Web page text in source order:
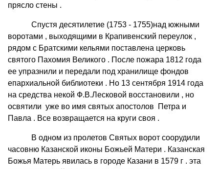
прясло стены .
Спустя десятилетие (1753 - 1755)над южными
воротами , выходящими в Крапивенский переулок ,
рядом с Братскими кельями поставлена церковь
святого Пахомия Великого . После пожара 1812 года
ее упразнили и передали под хранилище фондов
епархиальной библиотеки . Но 13 сентября 1914 года
на средства некой Ф.В.Лесковой восстановили , но
освятили уже во имя святых апостолов Петра и
Павла . Все возвращается на круги своя .
В одном из пролетов Святых ворот соорудили
часовню Казанской иконы Божьей Матери . Казанская
Божья Матерь явилась в городе Казани в 1579 г . эта